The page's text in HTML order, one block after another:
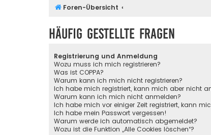
Foren-Übersicht
Häufig gestellte Fragen
Registrierung und Anmeldung
Wozu muss ich mich registrieren?
Was ist COPPA?
Warum kann ich mich nicht registrieren?
Ich habe mich registriert, kann mich aber nicht
Warum kann ich mich nicht anmelden?
Ich habe mich vor einiger Zeit registriert, kann
Ich habe mein Passwort vergessen!
Warum werde ich automatisch abgemeldet?
Wozu ist die Funktion „Alle Cookies löschen“?